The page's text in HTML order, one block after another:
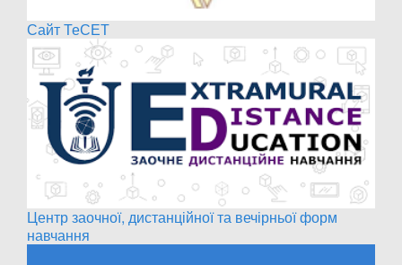
Сайт ТеСЕТ
Центр заочної, дистанційної та вечірньої форм
навчання